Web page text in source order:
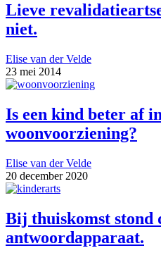
Lieve
niet.
Elise van der Velde
23 mei 2014
Is een kind beter af
woonvoorziening?
Elise van der Velde
20 december 2020
Bij thuiskomst stond
antwoordapparaat.